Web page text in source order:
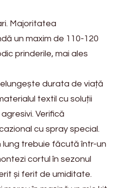
Majoritatea
un maxim de 110-120
prinderile, mai ales
durata de viață
textil cu soluții
Verifică
cu spray special.
trebuie făcută într-un
cortul în sezonul
și ferit de umiditate.